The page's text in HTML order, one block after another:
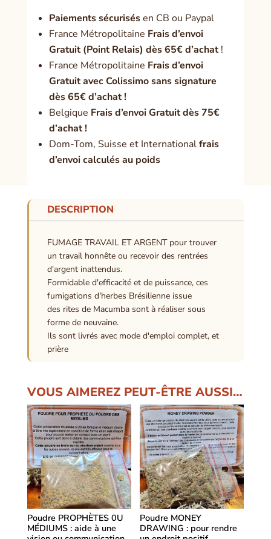
Paiements sécurisésen CB ou Paypal
France Métropolitaine Frais d’envoi
Gratuit (Point Relais) dès 65€ d’achat!
France Métropolitaine Frais d’envoi
Gratuit avec Colissimo sans signature
dès 65€ d’achat !
Belgique Frais d’envoi Gratuit dès 75€
d’achat !
Dom-Tom, Suisse et Internationalfrais
d’envoi calculés au poids
DESCRIPTION
FUMAGE TRAVAIL ET ARGENT pour trouver
un travail honnête ou recevoir des rentrées
d'argent inattendus.
Formidable d'efficacité et de puissance, ces
fumigations d'herbes Brésilienne issue
des rites de Macumba sont à réaliser sous
forme de neuvaine.
Ils sont livrés avec mode d'emploi complet, et
prière
VOUS AIMEREZ PEUT-ÊTRE AUSSI…
Poudre PROPHÈTES 0U
MÉDIUMS : aide à une
Poudre MONEY
DRAWING : pour rendre